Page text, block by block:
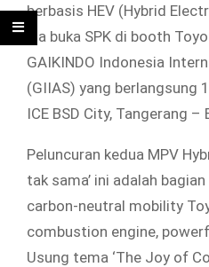
berbasis HEV (Hybrid
aja buka SPK di booth
GAIKINDO Indonesia
(GIIAS) yang berlangsung
ICE BSD City, Tangerang –
Peluncuran kedua MPV
tak sama’ ini adalah
carbon-neutral mobility
combustion engine,
Usung tema ‘The Joy of